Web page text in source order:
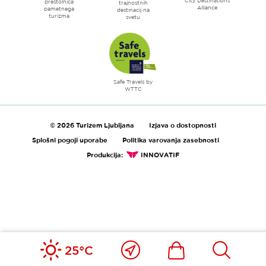
25°C
Blizu
mene
Ikona Išči
prestolnica
pametnega
turizma
trajnostnih
destinacij na
svetu
Alliance
Safe Travels by
WTTC
© 2026 Turizem Ljubljana
Izjava o dostopnosti
Splošni pogoji uporabe
Politika varovanja zasebnosti
Produkcija:
INNOVATIF